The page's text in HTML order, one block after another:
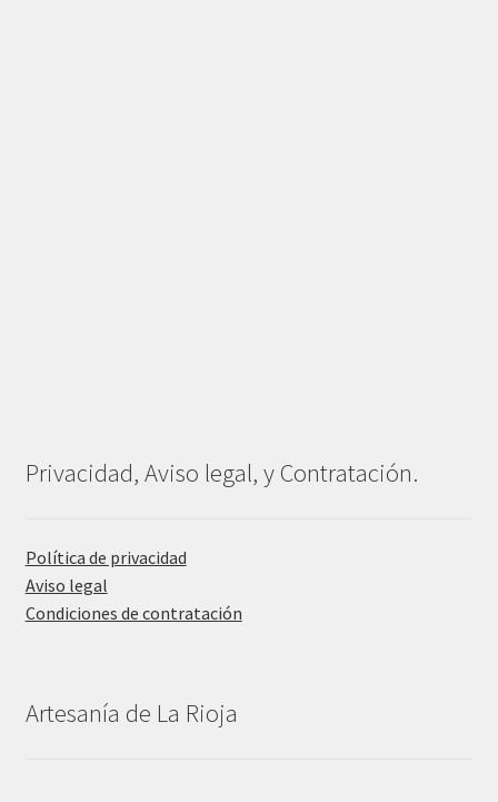
Privacidad, Aviso legal, y Contratación.
Política de privacidad
Aviso legal
Condiciones de contratación
Artesanía de La Rioja